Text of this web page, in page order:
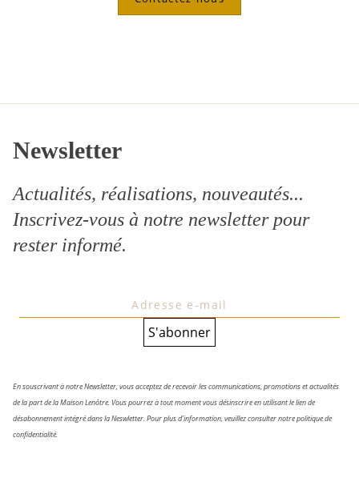
Newsletter
Actualités, réalisations, nouveautés...
Inscrivez-vous à notre newsletterpour
rester informé.
En souscrivant à notre Newsletter, vous acceptez de recevoir les communications, promotions et actualités
de la part de la Maison Lenôtre. Vous pourrez à tout moment vous désinscrire en utilisant le lien de
désabonnement intégré dans la Neswletter. Pour plus d’information, veuillez consulter notre politique de
confidentialité.